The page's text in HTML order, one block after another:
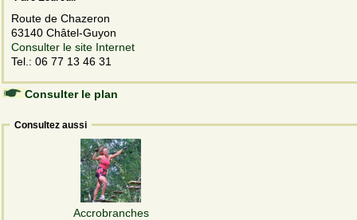
Route de Chazeron
63140 Châtel-Guyon
Consulter le site Internet
Tel.: 06 77 13 46 31
Consulter le plan
Consultez aussi
Accrobranches